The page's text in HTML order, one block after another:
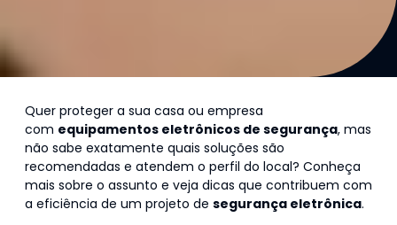
Quer proteger a sua casa ou empresa
com equipamentos eletrônicos de segurança, mas
não sabe exatamente quais soluções são
recomendadas e atendem o perfil do local? Conheça
mais sobre o assunto e veja dicas que contribuem com
a eficiência de um projeto de segurança eletrônica.